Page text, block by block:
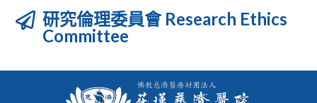
研究倫理委員會 Research Ethics
Committee